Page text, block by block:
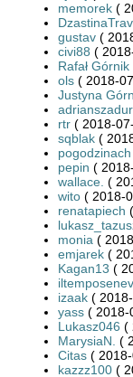
memorek (
gustav (
civi88 (
Rafał Górnik
ols ( 2018-
Justyna
rtr ( 2018-
sqblak (
pogodzinach
pepin (
wallace. (
wito ( 2018-
renatapiech
monia (
emjarek (
Kagan13 (
izaak (
yass ( 2018-
Lukasz046 (
MarysiaN. (
Citas (
kazzz100 (